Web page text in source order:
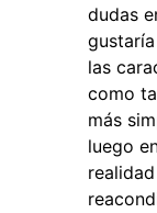
dudas
las
como
más
luego